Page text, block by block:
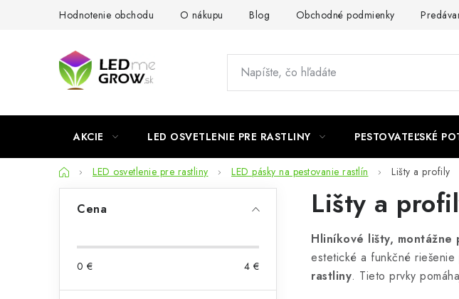
Hodnotenie obchodu O nákupu Blog Obchodné podmienky
AKCIE LED OSVETLENIE PRE RASTLINY PESTOVATEĽSKÉ
DomovLED osvetlenie pre rastliny LED pásky na pestovanie rastlín Lišty a profily
n
Cena
0 € 4 €
Lišty a
Hliníkové lišty,
estetické a funkčné
rastliny. Tieto prvky